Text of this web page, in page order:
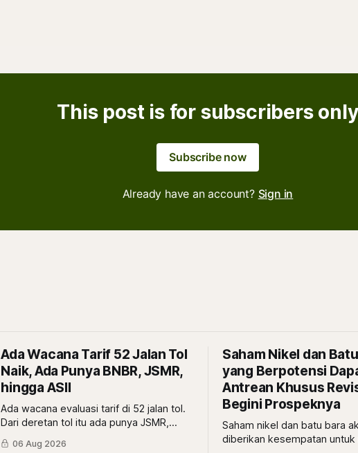
This post is for subscribers only
Subscribe now
Already have an account? Sign in
Ada Wacana Tarif 52 Jalan Tol
Naik, Ada Punya BNBR, JSMR,
hingga ASII
Ada wacana evaluasi tarif di 52 jalan tol.
Dari deretan tol itu ada punya JSMR,
BNBR, dan ASII. Lalu, gimana
prospeknya?
06 Aug 2026
Saham Nikel dan
yang Berpotensi
Antrean Khusus
Begini Prospeknya
Saham nikel dan batu bara
diberikan kesempatan untuk